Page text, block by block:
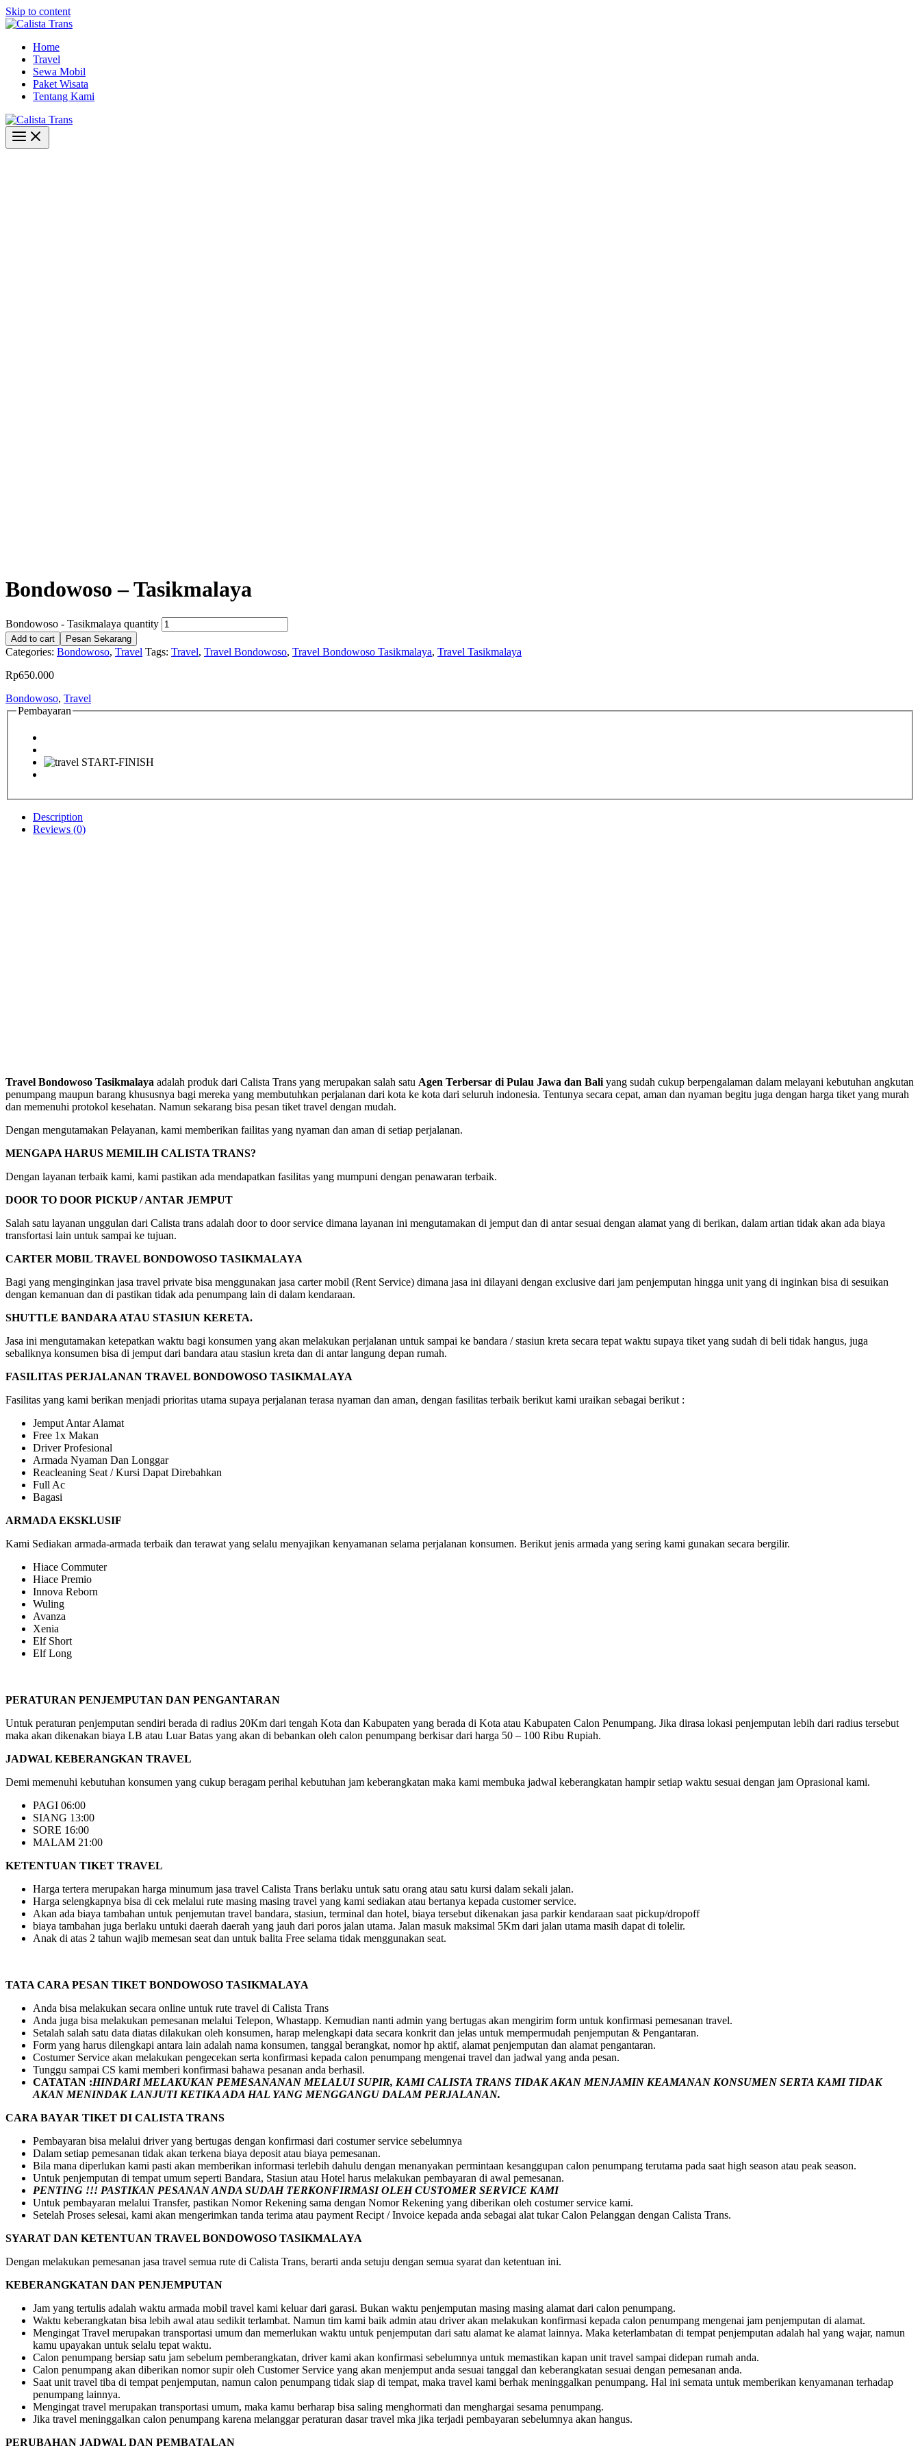
Skip to content
Home
Travel
Sewa Mobil
Paket Wisata
Tentang Kami
Bondowoso – Tasikmalaya
Bondowoso - Tasikmalaya quantity
Add to cart Pesan Sekarang
Categories: Bondowoso, Travel Tags: Travel, Travel Bondowoso, Travel Bondowoso Tasikmalaya, Travel Tasikmalaya
Rp650.000
Bondowoso, Travel
Pembayaran
Description
Reviews (0)
Travel Bondowoso Tasikmalaya adalah produk dari Calista Trans yang merupakan salah satu Agen Terbersar di Pulau Jawa dan Baliyang sudah cukup berpengalaman dalam melayani kebutuhan angkutan
penumpang maupun barang khususnya bagi mereka yang membutuhkan perjalanan dari kota ke kota dari seluruh indonesia. Tentunya secara cepat, aman dan nyaman begitu juga dengan harga tiket yang murah
dan memenuhi protokol kesehatan. Namun sekarang bisa pesan tiket travel dengan mudah.
Dengan mengutamakan Pelayanan, kami memberikan failitas yang nyaman dan aman di setiap perjalanan.
MENGAPA HARUS MEMILIH CALISTA TRANS?
Dengan layanan terbaik kami, kami pastikan ada mendapatkan fasilitas yang mumpuni dengan penawaran terbaik.
DOOR TO DOOR PICKUP / ANTAR JEMPUT
Salah satu layanan unggulan dari Calista trans adalah door to door service dimana layanan ini mengutamakan di jemput dan di antar sesuai dengan alamat yang di berikan, dalam artian tidak akan ada biaya
transfortasi lain untuk sampai ke tujuan.
CARTER MOBIL TRAVEL BONDOWOSO TASIKMALAYA
Bagi yang menginginkan jasa travel private bisa menggunakan jasa carter mobil (Rent Service) dimana jasa ini dilayani dengan exclusive dari jam penjemputan hingga unit yang di inginkan bisa di sesuikan
dengan kemanuan dan di pastikan tidak ada penumpang lain di dalam kendaraan.
SHUTTLE BANDARA ATAU STASIUN KERETA.
Jasa ini mengutamakan ketepatkan waktu bagi konsumen yang akan melakukan perjalanan untuk sampai ke bandara / stasiun kreta secara tepat waktu supaya tiket yang sudah di beli tidak hangus, juga
sebaliknya konsumen bisa di jemput dari bandara atau stasiun kreta dan di antar langung depan rumah.
FASILITAS PERJALANAN TRAVEL BONDOWOSO TASIKMALAYA
Fasilitas yang kami berikan menjadi prioritas utama supaya perjalanan terasa nyaman dan aman, dengan fasilitas terbaik berikut kami uraikan sebagai berikut :
Jemput Antar Alamat
Free 1x Makan
Driver Profesional
Armada Nyaman Dan Longgar
Reacleaning Seat / Kursi Dapat Direbahkan
Full Ac
Bagasi
ARMADA EKSKLUSIF
Kami Sediakan armada-armada terbaik dan terawat yang selalu menyajikan kenyamanan selama perjalanan konsumen. Berikut jenis armada yang sering kami gunakan secara bergilir.
Hiace Commuter
Hiace Premio
Innova Reborn
Wuling
Avanza
Xenia
Elf Short
Elf Long
PERATURAN PENJEMPUTAN DAN PENGANTARAN
Untuk peraturan penjemputan sendiri berada di radius 20Km dari tengah Kota dan Kabupaten yang berada di Kota atau Kabupaten Calon Penumpang. Jika dirasa lokasi penjemputan lebih dari radius tersebut
maka akan dikenakan biaya LB atau Luar Batas yang akan di bebankan oleh calon penumpang berkisar dari harga 50 – 100 Ribu Rupiah.
JADWAL KEBERANGKAN TRAVEL
Demi memenuhi kebutuhan konsumen yang cukup beragam perihal kebutuhan jam keberangkatan maka kami membuka jadwal keberangkatan hampir setiap waktu sesuai dengan jam Oprasional kami.
PAGI 06:00
SIANG 13:00
SORE 16:00
MALAM 21:00
KETENTUAN TIKET TRAVEL
Harga tertera merupakan harga minumum jasa travel Calista Trans berlaku untuk satu orang atau satu kursi dalam sekali jalan.
Harga selengkapnya bisa di cek melalui rute masing masing travel yang kami sediakan atau bertanya kepada customer service.
Akan ada biaya tambahan untuk penjemutan travel bandara, stasiun, terminal dan hotel, biaya tersebut dikenakan jasa parkir kendaraan saat pickup/dropoff
biaya tambahan juga berlaku untuki daerah daerah yang jauh dari poros jalan utama. Jalan masuk maksimal 5Km dari jalan utama masih dapat di tolelir.
Anak di atas 2 tahun wajib memesan seat dan untuk balita Free selama tidak menggunakan seat.
TATA CARA PESAN TIKET BONDOWOSO TASIKMALAYA
Anda bisa melakukan secara online untuk rute travel di Calista Trans
Anda juga bisa melakukan pemesanan melalui Telepon, Whastapp. Kemudian nanti admin yang bertugas akan mengirim form untuk konfirmasi pemesanan travel.
Setalah salah satu data diatas dilakukan oleh konsumen, harap melengkapi data secara konkrit dan jelas untuk mempermudah penjemputan & Pengantaran.
Form yang harus dilengkapi antara lain adalah nama konsumen, tanggal berangkat, nomor hp aktif, alamat penjemputan dan alamat pengantaran.
Costumer Service akan melakukan pengecekan serta konfirmasi kepada calon penumpang mengenai travel dan jadwal yang anda pesan.
Tunggu sampai CS kami memberi konfirmasi bahawa pesanan anda berhasil.
CATATAN :HINDARI MELAKUKAN PEMESANANAN MELALUI SUPIR, KAMICALISTA TRANS TIDAK AKAN MENJAMIN KEAMANAN KONSUMEN SERTA KAMI TIDAK
AKAN MENINDAK LANJUTI KETIKA ADA HAL YANG MENGGANGU DALAM PERJALANAN.
CARA BAYAR TIKET DI CALISTA TRANS
Pembayaran bisa melalui driver yang bertugas dengan konfirmasi dari costumer service sebelumnya
Dalam setiap pemesanan tidak akan terkena biaya deposit atau biaya pemesanan.
Bila mana diperlukan kami pasti akan memberikan informasi terlebih dahulu dengan menanyakan permintaan kesanggupan calon penumpang terutama pada saat high season atau peak season.
Untuk penjemputan di tempat umum seperti Bandara, Stasiun atau Hotel harus melakukan pembayaran di awal pemesanan.
PENTING !!! PASTIKAN PESANAN ANDA SUDAH TERKONFIRMASI OLEH CUSTOMER SERVICE KAMI
Untuk pembayaran melalui Transfer, pastikan Nomor Rekening sama dengan Nomor Rekening yang diberikan oleh costumer service kami.
Setelah Proses selesai, kami akan mengerimkan tanda terima atau payment Recipt / Invoice kepada anda sebagai alat tukar Calon Pelanggan dengan Calista Trans.
SYARAT DAN KETENTUAN TRAVEL BONDOWOSO TASIKMALAYA
Dengan melakukan pemesanan jasa travel semua rute di Calista Trans, berarti anda setuju dengan semua syarat dan ketentuan ini.
KEBERANGKATAN DAN PENJEMPUTAN
Jam yang tertulis adalah waktu armada mobil travel kami keluar dari garasi. Bukan waktu penjemputan masing masing alamat dari calon penumpang.
Waktu keberangkatan bisa lebih awal atau sedikit terlambat. Namun tim kami baik admin atau driver akan melakukan konfirmasi kepada calon penumpang mengenai jam penjemputan di alamat.
Mengingat Travel merupakan transportasi umum dan memerlukan waktu untuk penjemputan dari satu alamat ke alamat lainnya. Maka keterlambatan di tempat penjemputan adalah hal yang wajar, namun
kamu upayakan untuk selalu tepat waktu.
Calon penumpang bersiap satu jam sebelum pemberangkatan, driver kami akan konfirmasi sebelumnya untuk memastikan kapan unit travel sampai didepan rumah anda.
Calon penumpang akan diberikan nomor supir oleh Customer Service yang akan menjemput anda sesuai tanggal dan keberangkatan sesuai dengan pemesanan anda.
Saat unit travel tiba di tempat penjemputan, namun calon penumpang tidak siap di tempat, maka travel kami berhak meninggalkan penumpang. Hal ini semata untuk memberikan kenyamanan terhadap
penumpang lainnya.
Mengingat travel merupakan transportasi umum, maka kamu berharap bisa saling menghormati dan menghargai sesama penumpang.
Jika travel meninggalkan calon penumpang karena melanggar peraturan dasar travel mka jika terjadi pembayaran sebelumnya akan hangus.
PERUBAHAN JADWAL DAN PEMBATALAN